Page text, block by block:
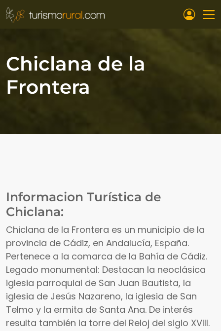
Pasar al contenido principal
Chiclana de la
Frontera
Informacion Turística de
Chiclana:
Chiclana de la Frontera es un municipio de la
provincia de Cádiz, en Andalucía, España.
Pertenece a la comarca de la Bahía de Cádiz.
Legado monumental: Destacan la neoclásica
iglesia parroquial de San Juan Bautista, la
iglesia de Jesús Nazareno, la iglesia de San
Telmo y la ermita de Santa Ana. De interés
resulta también la torre del Reloj del siglo XVIII.